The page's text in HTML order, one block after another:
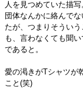
人を見つめていた描
団体なんかに絡んで
たが、つまりそうい
も、言わなくても聞
であると。
愛の渇きがTシャツが
こと(笑)